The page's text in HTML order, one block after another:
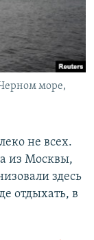
море,
не всех.
из Москвы,
здесь
отдыхать, в